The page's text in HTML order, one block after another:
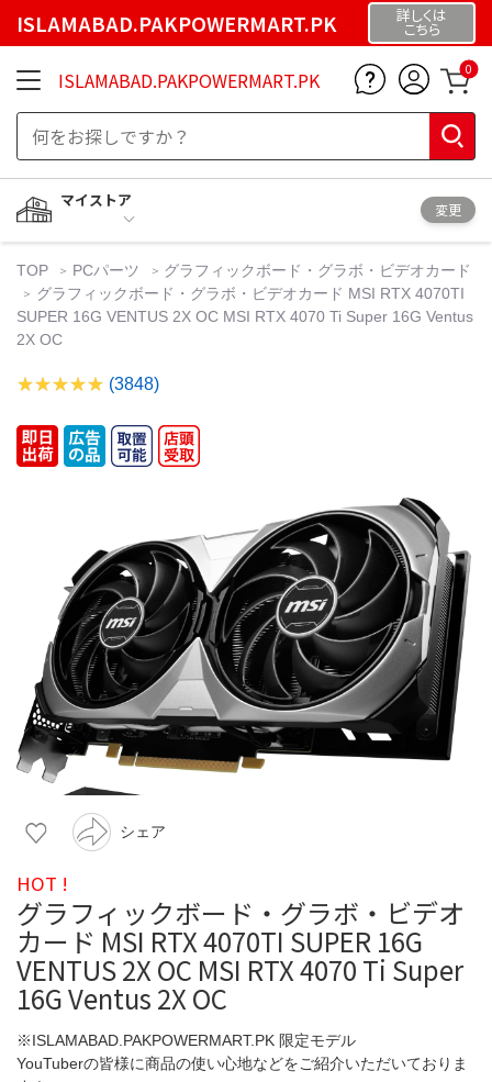
ISLAMABAD.PAKPOWERMART.PK 詳しくは
こちら
ISLAMABAD.PAKPOWERMART.PK 0
マイストア
変更
TOP PCパーツ
グラフィックボード・グラボ・ビデオカード
グラフィックボード・グラボ・ビデオカード MSI RTX 4070TI
SUPER 16G VENTUS 2X OC MSI RTX 4070 Ti Super 16G Ventus
2X OC
(3848)
シェア
HOT !
グラフィックボード・グラボ・ビデオ
カード MSI RTX 4070TI SUPER 16G
VENTUS 2X OC MSI RTX 4070 Ti Super
16G Ventus 2X OC
※ISLAMABAD.PAKPOWERMART.PK 限定モデル
YouTuberの皆様に商品の使い心地などをご紹介いただいておりま